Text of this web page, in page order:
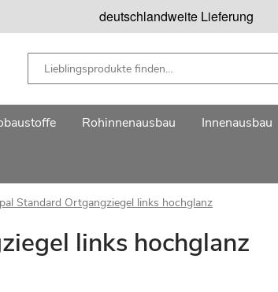
deutschlandweite Lieferung
Rohinnenausbau Innenausbau
Standard Ortgangziegel links hochglanz
links hochglanz